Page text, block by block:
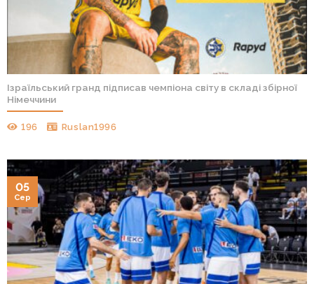
Ізраїльський гранд підписав чемпіона світу в складі збірної
Німеччини
196 Ruslan1996
05
Сер